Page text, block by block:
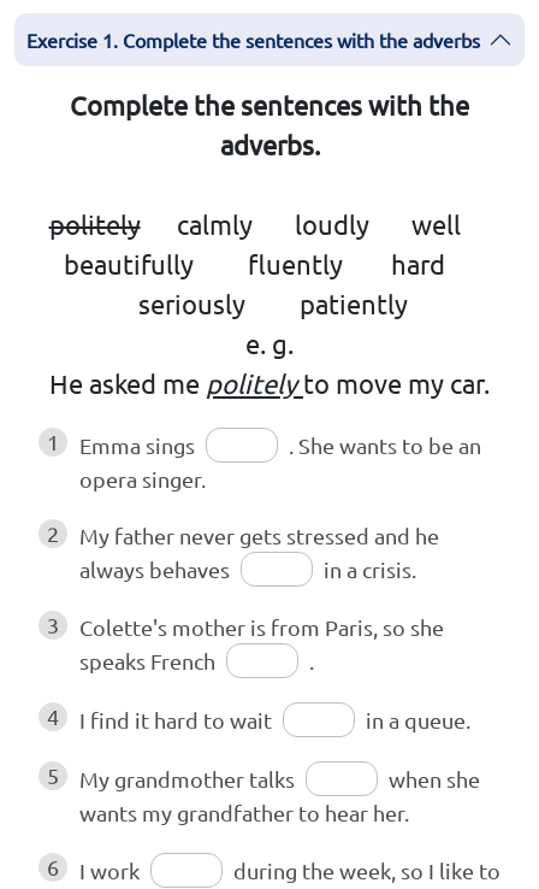
Exercise 1. Complete the sentences with the adverbs
Complete the sentences with the
adverbs.
politely
calmly loudly well
beautifully fluently hard
seriously patiently
e. g.
He asked me politely to move my car.
1 Emma sings
. She wants to be an
opera singer.
2
My father never gets stressed and he
always behaves
in a crisis.
3
Colette's mother is from Paris, so she
speaks French
4 I find it hard to wait in a queue.
5 My grandmother talks
when she
wants my grandfather to hear her.
6 I work
during the week, so I like to